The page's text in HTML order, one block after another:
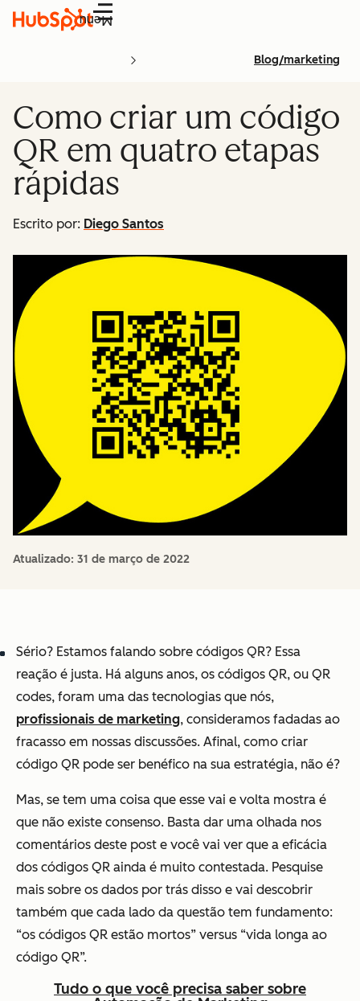
Menu
Blog/marketing
Como criar um código
QR em quatro etapas
rápidas
Escrito por: Diego Santos
Atualizado: 31 de março de 2022
Sério? Estamos falando sobre códigos QR? Essa
reação é justa. Há alguns anos, os códigos QR, ou QR
codes, foram uma das tecnologias que nós,
profissionais de marketing, consideramos fadadas ao
fracasso em nossas discussões. Afinal, como criar
código QR pode ser benéfico na sua estratégia, não é?
Mas, se tem uma coisa que esse vai e volta mostra é
que não existe consenso. Basta dar uma olhada nos
comentários deste post e você vai ver que a eficácia
dos códigos QR ainda é muito contestada. Pesquise
mais sobre os dados por trás disso e vai descobrir
também que cada lado da questão tem fundamento:
“os códigos QR estão mortos” versus “vida longa ao
código QR”.
Tudo o que você precisa saber sobre